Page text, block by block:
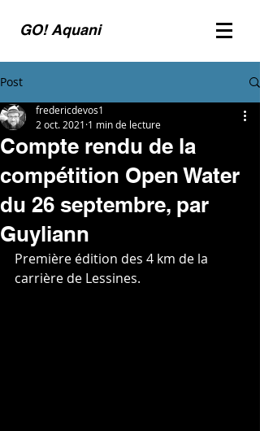
GO! Aquani
Post
Compte rendu de la
compétition Open Water
du 26 septembre, par
Guyliann
fredericdevos1
2 oct. 2021 1 min de lecture
Première édition des 4 km de la
carrière de Lessines.